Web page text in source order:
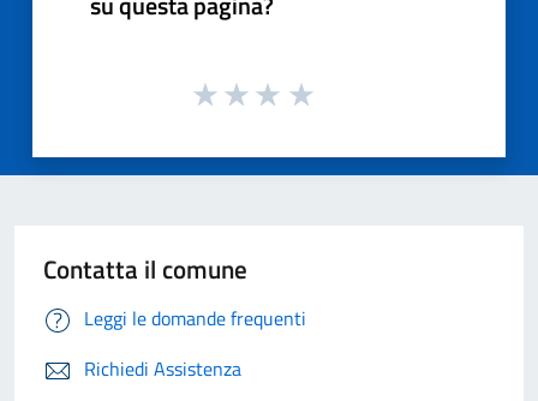
Contatta il comune
Leggi le domande frequenti
Richiedi Assistenza